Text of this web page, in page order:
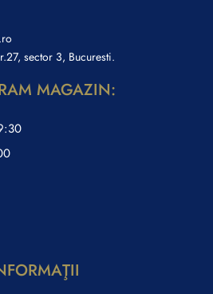
sector 3, Bucuresti.
MAGAZIN: